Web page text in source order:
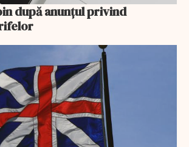
după anunțul privind